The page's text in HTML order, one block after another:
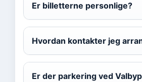
Er billetterne personlige?
Hvordan kontakter jeg
Er der parkering ved